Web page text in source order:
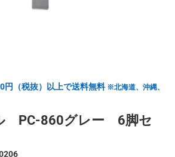
円（税抜）以上で送料無料 ※北海道、沖縄、
PC-860グレー 6脚セ